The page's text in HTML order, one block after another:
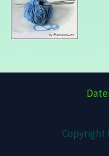
Copyright